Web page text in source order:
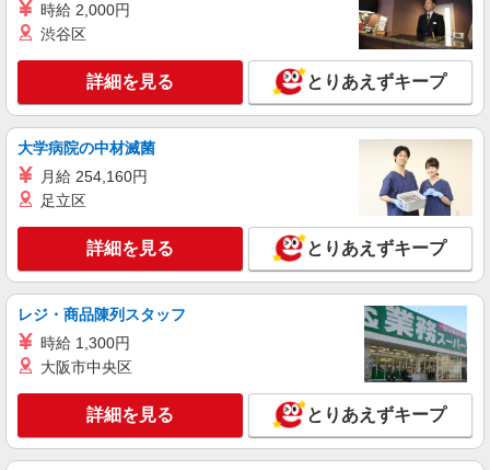
時給 2,000円
渋谷区
詳細を見る とりあえずキープ
大学病院の中材滅菌
月給 254,160円
足立区
詳細を見る とりあえずキープ
レジ・商品陳列スタッフ
時給 1,300円
大阪市中央区
詳細を見る とりあえずキープ